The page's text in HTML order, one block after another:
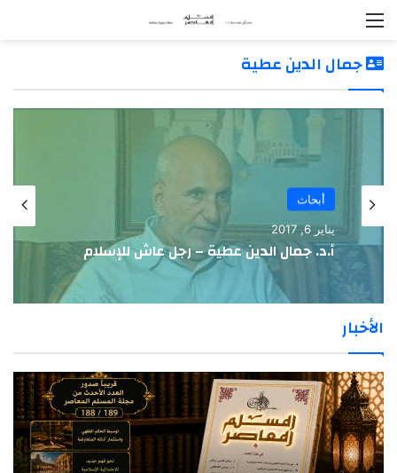
جمال الدين عطية
أبحاث
يناير 6, 2017
أ.د. جمال الدين عطية – رجل عاش للإسلام
الأخبار